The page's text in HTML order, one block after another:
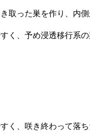
取った巣を作り、内
く、予め浸透移行系
く、咲き終わって落